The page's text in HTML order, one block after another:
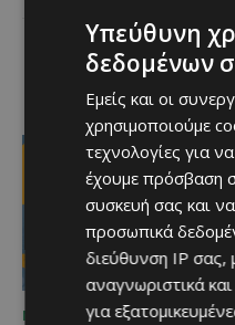
ΜΈΝΟΥΜΕ ΚΎΠΡΟ
Υπεύθυνη
δεδομένων
Εμείς και οι
χρησιμοποιούμε
τεχνολογίες για
έχουμε πρόσβαση
συσκευή σας και
προσωπικά
διεύθυνση IP σας,
αναγνωριστικά
για